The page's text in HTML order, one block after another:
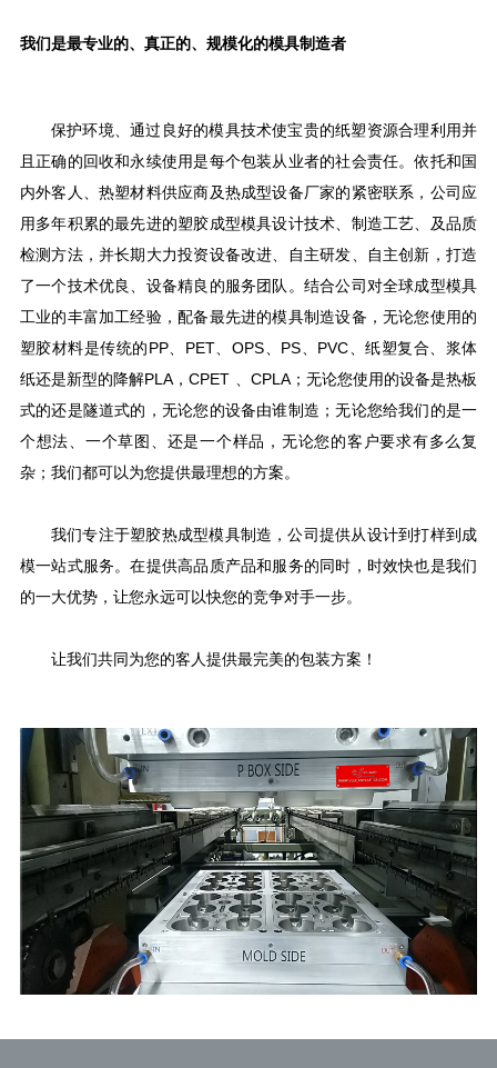
我们是最专业的、真正的、规模化的模具制造者
保护环境、通过良好的模具技术使宝贵的纸塑资源合理利用并
且正确的回收和永续使用是每个包装从业者的社会责任。依托和国
内外客人、热塑材料供应商及热成型设备厂家的紧密联系，公司应
用多年积累的最先进的塑胶成型模具设计技术、制造工艺、及品质
检测方法，并长期大力投资设备改进、自主研发、自主创新，打造
了一个技术优良、设备精良的服务团队。结合公司对全球成型模具
工业的丰富加工经验，配备最先进的模具制造设备，无论您使用的
塑胶材料是传统的PP、 PET、 OPS PS PVC 、纸塑复合、浆体
纸还是新型的降解PLA ，CPET CPLA；无论您使用的设备是热板
式的还是隧道式的，无论您的设备由谁制造；无论您给我们的是一
个想法、一个草图、还是一个样品，无论您的客户要求有多么复
杂；我们都可以为您提供最理想的方案。
我们专注于塑胶热成型模具制造，公司提供从设计到打样到成
模一站式服务。在提供高品质产品和服务的同时，时效快也是我们
的一大优势，让您永远可以快您的竞争对手一步。
让我们共同为您的客人提供最完美的包装方案！